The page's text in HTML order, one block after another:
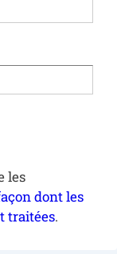
les
dont les
traitées.